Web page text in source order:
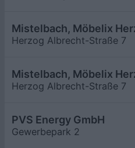
Mistelbach, Möbelix
Herzog Albrecht-Straße 7
Mistelbach, Möbelix
Herzog Albrecht-Straße 7
PVS Energy GmbH
Gewerbepark 2